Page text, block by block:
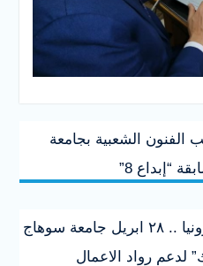
الفنون الشعبية بجامعة
“إبداع 8”
الكترونيا .. ٢٨ ابريل جامعة سوهاج
لدعم رواد الاعمال